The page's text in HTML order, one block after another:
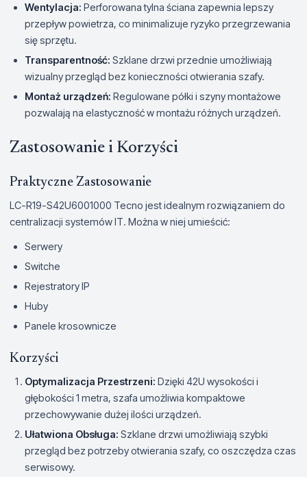
Wentylacja: Perforowana tylna ściana zapewnia lepszy
przepływ powietrza, co minimalizuje ryzyko przegrzewania
się sprzętu.
Transparentność: Szklane drzwi przednie umożliwiają
wizualny przegląd bez konieczności otwierania szafy.
Montaż urządzeń: Regulowane półki i szyny montażowe
pozwalają na elastyczność w montażu różnych urządzeń.
Zastosowanie i Korzyści
Praktyczne Zastosowanie
LC-R19-S42U6001000 Tecno jest idealnym rozwiązaniem do
centralizacji systemów IT. Można w niej umieścić:
Serwery
Switche
Rejestratory IP
Huby
Panele krosownicze
Korzyści
Optymalizacja Przestrzeni: Dzięki 42U wysokości i
głębokości 1 metra, szafa umożliwia kompaktowe
przechowywanie dużej ilości urządzeń.
Ułatwiona Obsługa: Szklane drzwi umożliwiają szybki
przegląd bez potrzeby otwierania szafy, co oszczędza czas
serwisowy.